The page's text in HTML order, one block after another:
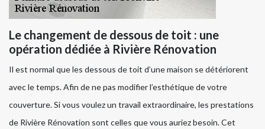
Le changement de dessous de toit : une
opération dédiée à Rivière Rénovation
Il est normal que les dessous de toit d’une maison se détériorent
avec le temps. Afin de ne pas modifier l’esthétique de votre
couverture. Si vous voulez un travail extraordinaire, les prestations
de Rivière Rénovation sont celles que vous auriez besoin. Cet